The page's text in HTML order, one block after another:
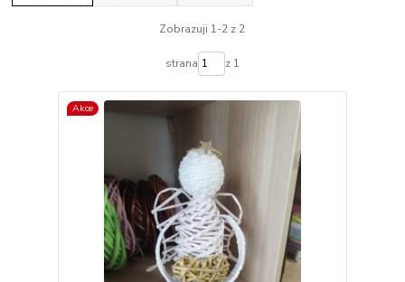
Zobrazuji 1-2 z 2
strana z 1
Akce